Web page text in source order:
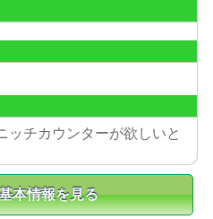
ッチカウンターが欲しいと